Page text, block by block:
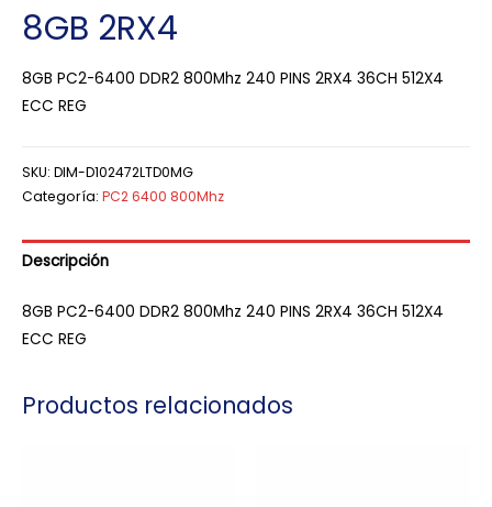
8GB 2RX4
8GB PC2-6400 DDR2 800Mhz 240 PINS 2RX4 36CH 512X4
ECC REG
SKU: DIM-D102472LTD0MG
Categoría: PC2 6400 800Mhz
Descripción
8GB PC2-6400 DDR2 800Mhz 240 PINS 2RX4 36CH 512X4
ECC REG
Productos relacionados